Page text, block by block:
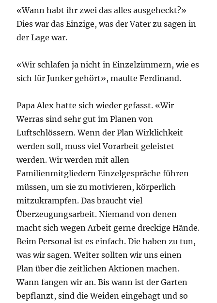
«Wann habt ihr zwei das alles ausgeheckt?»
Dies war das Einzige, was der Vater zu sagen in
der Lage war.
«Wir schlafen ja nicht in Einzelzimmern, wie es
sich für Junker gehört», maulte Ferdinand.
Papa Alex hatte sich wieder gefasst. «Wir
Werras sind sehr gut im Planen von
Luftschlössern. Wenn der Plan Wirklichkeit
werden soll, muss viel Vorarbeit geleistet
werden. Wir werden mit allen
Familienmitgliedern Einzelgespräche führen
müssen, um sie zu motivieren, körperlich
mitzukrampfen. Das braucht viel
Überzeugungsarbeit. Niemand von denen
macht sich wegen Arbeit gerne dreckige Hände.
Beim Personal ist es einfach. Die haben zu tun,
was wir sagen. Weiter sollten wir uns einen
Plan über die zeitlichen Aktionen machen.
Wann fangen wir an. Bis wann ist der Garten
bepflanzt, sind die Weiden eingehagt und so